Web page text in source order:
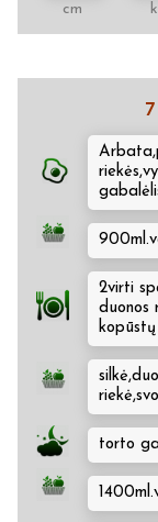
cm
2virti
duonos
torto